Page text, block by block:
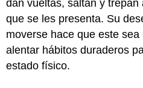
dan vueltas, saltan y trepan
que se les presenta. Su
moverse hace que este
alentar hábitos duraderos
estado físico.